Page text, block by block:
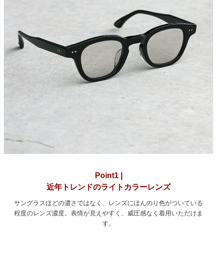
Point1 |
近年トレンドのライトカラーレンズ
サングラスほどの濃さではなく、レンズにほんのり色がついている
程度のレンズ濃度。表情が見えやすく、威圧感なく着用いただけま
す。